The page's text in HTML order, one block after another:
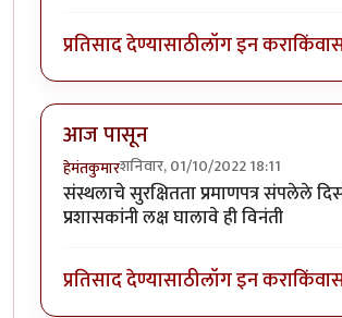
प्रतिसाद देण्यासाठीलॉग इन कराकिंवा
आज पासून
हेमंतकुमारशनिवार, 01/10/2022 18:11
संस्थलाचे सुरक्षितता प्रमाणपत्र संपलेले
प्रशासकांनी लक्ष घालावे ही विनंती
प्रतिसाद देण्यासाठीलॉग इन कराकिंवा